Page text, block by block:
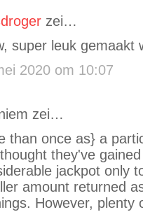
zei…
super leuk gemaakt
2020 om 10:07
zei…
than once as} a
they've
jackpot only
amount returned
However, plenty